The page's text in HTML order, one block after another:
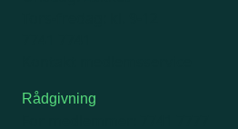
Rådgivning